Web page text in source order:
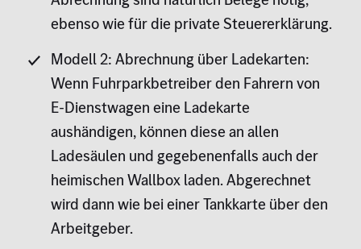
ebenso wie für die private Steuererklärung.
Modell 2: Abrechnung über Ladekarten:
Wenn Fuhrparkbetreiber den Fahrern von
E-Dienstwagen eine Ladekarte
aushändigen, können diese an allen
Ladesäulen und gegebenenfalls auch der
heimischen Wallbox laden. Abgerechnet
wird dann wie bei einer Tankkarte über den
Arbeitgeber.